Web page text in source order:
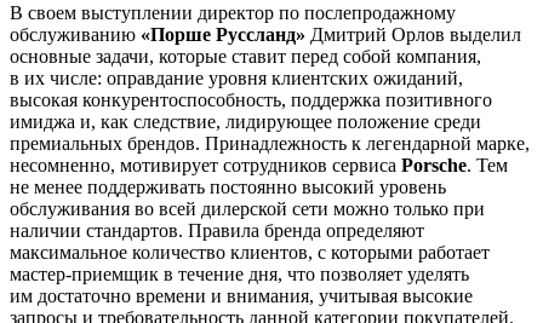
В своем выступлении директор по послепродажному
обслуживанию «Порше Руссланд» Дмитрий Орлов выделил
основные задачи, которые ставит перед собой компания,
в их числе: оправдание уровня клиентских ожиданий,
высокая конкурентоспособность, поддержка позитивного
имиджа и, как следствие, лидирующее положение среди
премиальных брендов. Принадлежность к легендарной марке,
несомненно, мотивирует сотрудников сервиса Porsche. Тем
не менее поддерживать постоянно высокий уровень
обслуживания во всей дилерской сети можно только при
наличии стандартов. Правила бренда определяют
максимальное количество клиентов, с которыми работает
мастер-приемщик в течение дня, что позволяет уделять
им достаточно времени и внимания, учитывая высокие
запросы и требовательность данной категории покупателей.